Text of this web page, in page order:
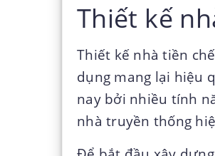
Thiết kế
Thiết kế nhà tiền chế
dụng mang lại hiệu
nay bởi nhiều tính
nhà truyền thống